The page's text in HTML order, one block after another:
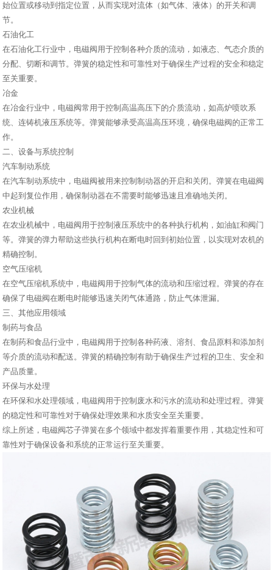
始位置或移动到指定位置，从而实现对流体（如气体、液体）的开关和调
节。
石油化工
在石油化工行业中，电磁阀用于控制各种介质的流动，如液态、气态介质的
分配、切断和调节。弹簧的稳定性和可靠性对于确保生产过程的安全和稳定
至关重要。
冶金
在冶金行业中，电磁阀常用于控制高温高压下的介质流动，如高炉喷吹系
统、连铸机液压系统等。弹簧能够承受高温高压环境，确保电磁阀的正常工
作。
二、设备与系统控制
汽车制动系统
在汽车制动系统中，电磁阀被用来控制制动器的开启和关闭。弹簧在电磁阀
中起到复位作用，确保制动器在不需要时能够迅速且准确地关闭。
农业机械
在农业机械中，电磁阀用于控制液压系统中的各种执行机构，如油缸和阀门
等。弹簧的弹力帮助这些执行机构在断电时回到初始位置，以实现对农机的
精确控制。
空气压缩机
在空气压缩机系统中，电磁阀用于控制气体的流动和压缩过程。弹簧的存在
确保了电磁阀在断电时能够迅速关闭气体通路，防止气体泄漏。
三、其他应用领域
制药与食品
在制药和食品行业中，电磁阀用于控制各种药液、溶剂、食品原料和添加剂
等介质的流动和配送。弹簧的精确控制有助于确保生产过程的卫生、安全和
产品质量。
环保与水处理
在环保和水处理领域，电磁阀用于控制废水和污水的流动和处理过程。弹簧
的稳定性和可靠性对于确保处理效果和水质安全至关重要。
综上所述，电磁阀芯子弹簧在多个领域中都发挥着重要作用，其稳定性和可
靠性对于确保设备和系统的正常运行至关重要。